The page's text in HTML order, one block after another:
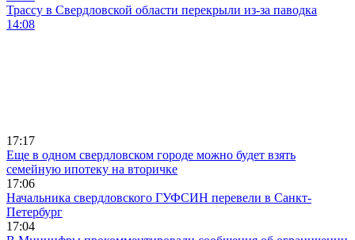
Трассу в Свердловской области перекрыли из-за паводка
14:08
17:17
Еще в одном свердловском городе можно будет взять
семейную ипотеку на вторичке
17:06
Начальника свердловского ГУФСИН перевели в Санкт-
Петербург
17:04